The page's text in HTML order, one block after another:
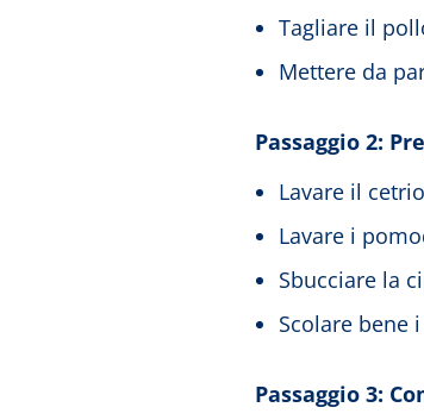
Tagliare il
Mettere da
Passaggio 2:
Lavare il
Lavare i
Sbucciare la
Scolare bene
Passaggio 3: